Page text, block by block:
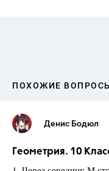
ПОХОЖИЕ
Денис Бодюл
Геометрия. 10